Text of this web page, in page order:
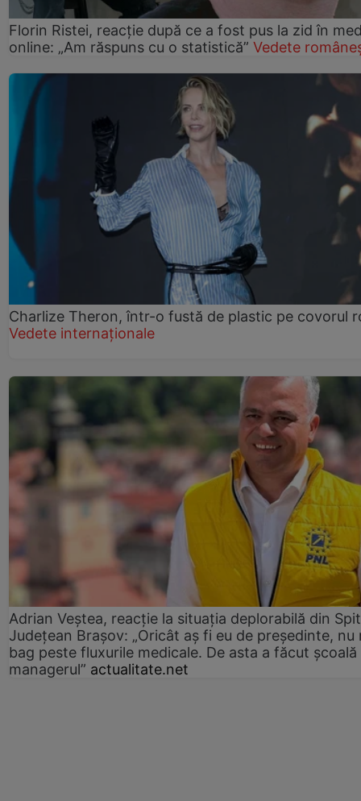
Florin Ristei, reacție după ce a fost pus la zid în
online: „Am răspuns cu o statistică” Vedete
Charlize Theron, într-o fustă de plastic pe covorul
Vedete internaționale
Adrian Veștea, reacție la situația deplorabilă din
Județean Brașov: „Oricât aș fi eu de președinte, nu
bag peste fluxurile medicale. De asta a făcut școală
managerul” actualitate.net